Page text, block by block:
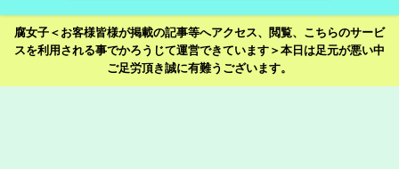
腐女子＜お客様皆様が掲載の記事等へアクセス、閲覧、こちらのサービ
スを利用される事でかろうじて運営できています＞本日は足元が悪い中
ご足労頂き誠に有難うございます。